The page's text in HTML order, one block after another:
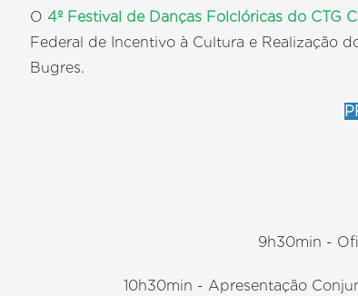
O 4º Festival de Danças Folclóricas do CTG
Federal de Incentivo à Cultura e Realização
Bugres.
9h30min -
10h30min - Apresentação